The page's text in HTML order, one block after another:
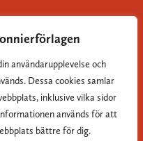
användarupplevelse och
Dessa cookies samlar
inklusive vilka sidor
används för att
bättre för dig.